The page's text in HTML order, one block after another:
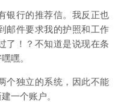
银行的推荐信。我反正也
邮件要求我的护照和工作
了！？不知道是说现在条
嘿。
个独立的系统，因此不能
一个账户。